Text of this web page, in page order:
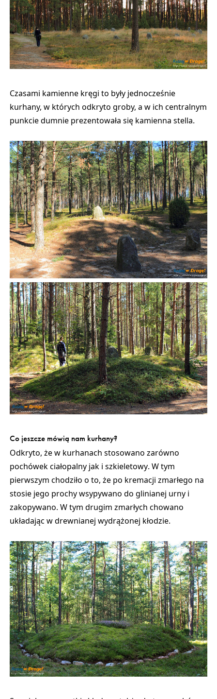
Czasami kamienne kręgi to były jednocześnie
kurhany, w których odkryto groby, a w ich centralnym
punkcie dumnie prezentowała się kamienna stella.
Co jeszcze mówią nam kurhany?
Odkryto, że w kurhanach stosowano zarówno
pochówek ciałopalny jak i szkieletowy. W tym
pierwszym chodziło o to, że po kremacji zmarłego na
stosie jego prochy wsypywano do glinianej urny i
zakopywano. W tym drugim zmarłych chowano
układając w drewnianej wydrążonej kłodzie.